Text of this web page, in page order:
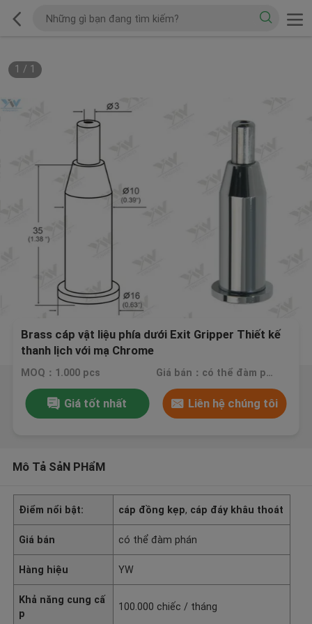
1 / 1
Brass cáp vật liệu phía dưới Exit Gripper Thiết kế
thanh lịch với mạ Chrome
MOQ：1.000 pcs Giá bán：có thể đàm phán
Giá tốt nhất Liên hệ chúng tôi
Mô Tả SảN PHẩM
Điểm nổi bật: cáp đồng kẹp, cáp đáy khâu thoát
Giá bán có thể đàm phán
Hàng hiệu YW
Khả năng cung cấ
p
100.000 chiếc / tháng